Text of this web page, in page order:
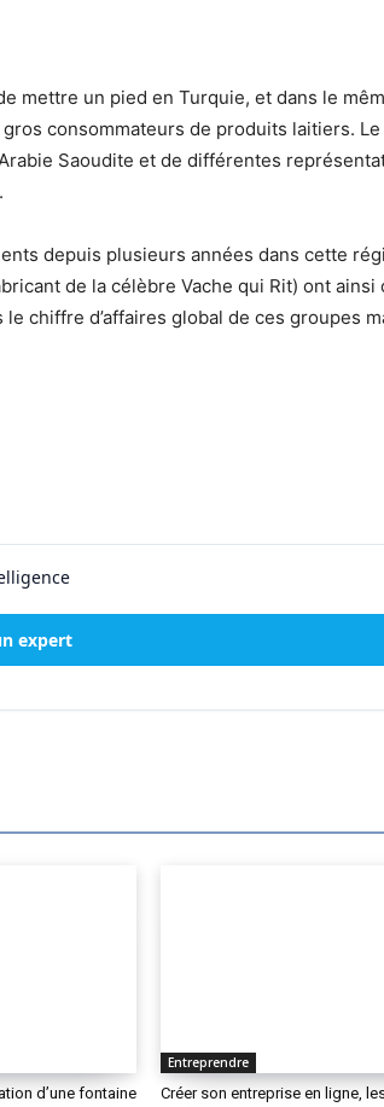
mettre un pied en Turquie, et dans le
consommateurs de produits laitiers.
Saoudite et de différentes
depuis plusieurs années dans cette
de la célèbre Vache qui Rit) ont ainsi
chiffre d’affaires global de ces groupes
expert
d’une fontaine
Entreprendre
Créer son entreprise en ligne,